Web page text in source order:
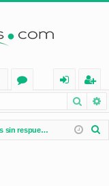
os
nt
ifi
eg
ist
ra
Temas sin respuesta